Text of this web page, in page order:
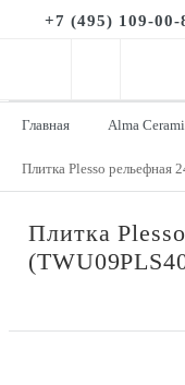
+7 (495) 109-00-
Главная Alma
Плитка Plesso рельефная
Плитка